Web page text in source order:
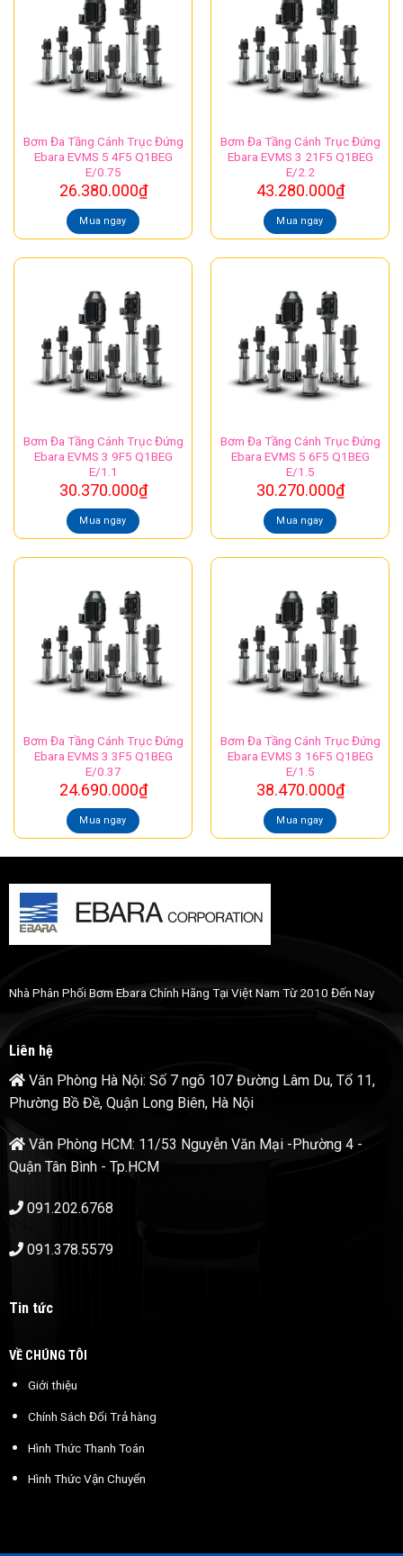
Bơm Đa Tầng Cánh Trục Đứng
Ebara EVMS 5 4F5 Q1BEG
E/0.75
26.380.000₫
Mua ngay
Bơm Đa Tầng Cánh Trục Đứng
Ebara EVMS 3 21F5 Q1BEG
E/2.2
43.280.000₫
Mua ngay
Bơm Đa Tầng Cánh Trục Đứng
Ebara EVMS 3 9F5 Q1BEG
E/1.1
30.370.000₫
Mua ngay
Bơm Đa Tầng Cánh Trục Đứng
Ebara EVMS 5 6F5 Q1BEG
E/1.5
30.270.000₫
Mua ngay
Bơm Đa Tầng Cánh Trục Đứng
Ebara EVMS 3 3F5 Q1BEG
E/0.37
24.690.000₫
Mua ngay
Bơm Đa Tầng Cánh Trục Đứng
Ebara EVMS 3 16F5 Q1BEG
E/1.5
38.470.000₫
Mua ngay
Nhà Phân Phối Bơm Ebara Chính Hãng Tại Việt Nam Từ 2010 Đến Nay
Liên hệ
Văn Phòng Hà Nội: Số 7 ngõ 107 Đường Lâm Du, Tổ 11,
Phường Bồ Đề, Quận Long Biên, Hà Nội
Văn Phòng HCM: 11/53 Nguyễn Văn Mại -Phường 4 -
Quận Tân Bình - Tp.HCM
091.202.6768
091.378.5579
Tin tức
VỀ CHÚNG TÔI
Giới thiệu
Chính Sách Đổi Trả hàng
Hình Thức Thanh Toán
Hình Thức Vận Chuyển